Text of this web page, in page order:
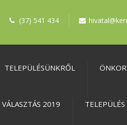
(37) 541 434
TELEPÜLÉSÜNKRŐL
VÁLASZTÁS 2019